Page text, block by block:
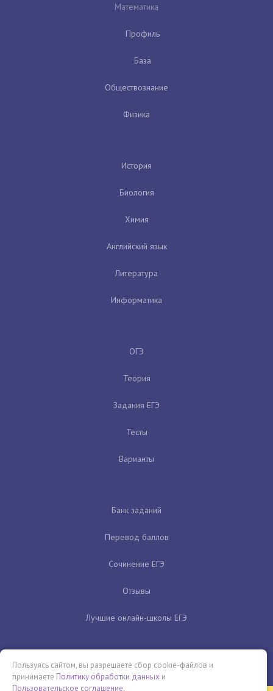
Математика
Профиль
База
Обществознание
Физика
История
Биология
Химия
Английский язык
Литература
Информатика
ОГЭ
Теория
Задания ЕГЭ
Тесты
Варианты
Банк заданий
Перевод баллов
Сочинение ЕГЭ
Отзывы
Лучшие онлайн-школы ЕГЭ
Пользуясь сайтом, вы разрешаете сбор cookie-файлов и
принимаете Политику обработки данных и
Пользовательское соглашение.